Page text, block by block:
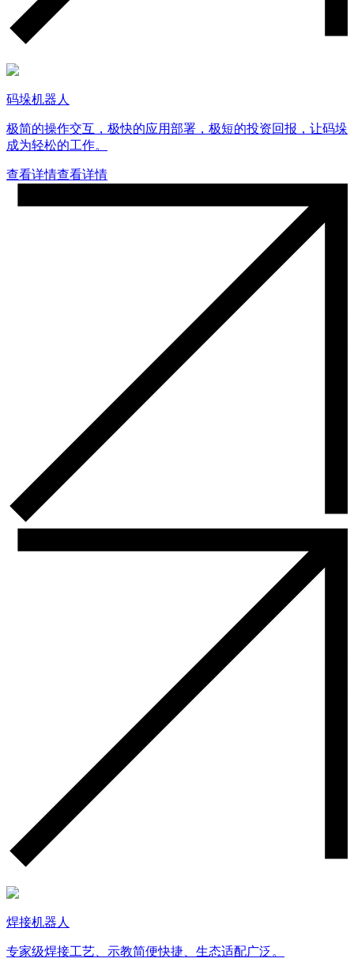
码垛机器人
极简的操作交互，极快的应用部署，极短的投资回报，让码垛
成为轻松的工作。
查看详情查看详情
焊接机器人
专家级焊接工艺、示教简便快捷、生态适配广泛。